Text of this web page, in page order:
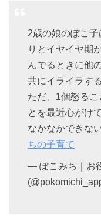
2歳の娘のぽこ
りとイヤイヤ期
んでるときに他
共にイライラす
ただ、1個怒る
とを最近心がけて
なかなかできな
ちの子育て
— ぽこみち｜お